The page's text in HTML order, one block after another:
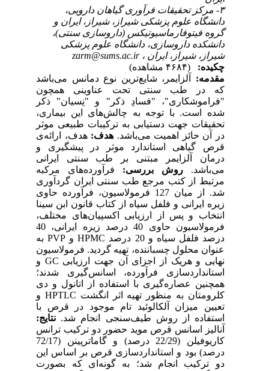
۳- مرکز تحقیقات فرآوری گیاهان دارویی،
دانشگاه علوم پزشکی شیراز، شیراز، ایران و
گروه فیتوفارماسیوتیکس (داروسازی سنتی)،
دانشکده داروسازی، دانشگاه علوم پزشکی
شیراز، شیراز، ایران ،zarm@sums.ac.ir
چکیده:
(۴۶۸۴ مشاهده)
مقدمه:آلزایمر، شایع‌ترین نوع دمانس می‌باشد
که در طب سنتی تحت عناوینی همچون
"فراموشکاری"، "فسادِ ذکر" و "نِسیان" ذکر
شده است. با توجه به چالش‌های این بیماری،
تحقیقات جهت دستیابی به ترکیبات طبیعی موثر
در آن حائز اهمیت می‌باشد.هدف:هدف، ارائه‌ی
قرص گیاهی استاندارد موثر در پیشگیری و
درمان آلزایمر مبتنی بر طب سنتی ایرانی
می‌باشد.روش بررسی:فرآورده‌های مرکبه
مرتبط از کتب مرجع طب سنتی ایران گردآوری
شد. از میان 127 فرمولاسیون، فرآورده حاوی
زیره ایرانی و فلفل سیاه از کتاب قانون ابن سینا
انتخاب و پس از ارزیابی اکسپیان‌های مختلف،
فرمولاسیون حاوی 40 درصد زیره ایرانی، 40
درصد فلفل سیاه و 20 درصد HPMC و PVP به
عنوان محلول چسباننده، تهیه گردید. فرمولاسیون
نهایی و هریک از اجزای آن جهت ارزیابی GC و
استانداردسازی فرآورده، اسانس‌گیری شدند؛
همچنین عصاره‌گیری با استفاده از اتانول و دی
کلرومتان به منظور تهیه اثر انگشت HPTLC و
تعیین میزان آلکالوئید تام موجود در قرص با
استفاده از روش طیف‌سنجی انجام شد.نتایج:
آنالیز اسانس قرص موید حضور دو ترکیب ترانس
کاریوفیلن (22/29 درصد) و گاماترپینن (72/17
درصد) بود و استانداردسازی قرص بر اساس این
دو ترکیب انجام شد؛ به گونه‌ای که بصورت